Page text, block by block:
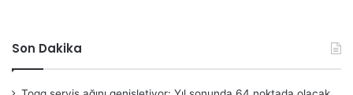
Son Dakika